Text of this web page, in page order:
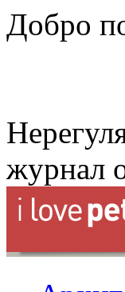
Добро
журнал